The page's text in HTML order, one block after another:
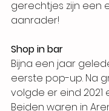
gerechtjes zijn een
aanrader!
Shop in bar
Bijna een jaar
eerste pop-up. Na
volgde er eind 2021
Beiden waren in